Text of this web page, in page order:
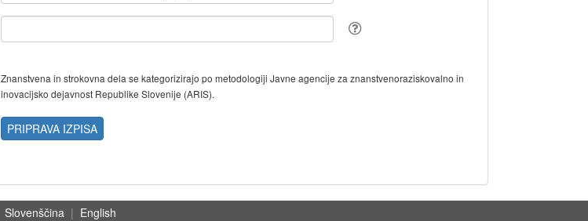
Znanstvena in strokovna dela se kategorizirajo po metodologiji Javne agencije za znanstvenoraziskovalno in
inovacijsko dejavnost Republike Slovenije (ARIS).
PRIPRAVA IZPISA
Slovenščina | English